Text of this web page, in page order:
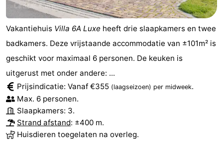
Vakantiehuis Villa 6A Luxe heeft drie slaapkamers en twee
badkamers. Deze vrijstaande accommodatie van ±101m² is
geschikt voor maximaal 6 personen. De keuken is
uitgerust met onder andere: ...
Prijsindicatie: Vanaf €355 (laagseizoen) per midweek.
Max. 6 personen.
Slaapkamers: 3.
Strand afstand: ±400 m.
Huisdieren toegelaten na overleg.